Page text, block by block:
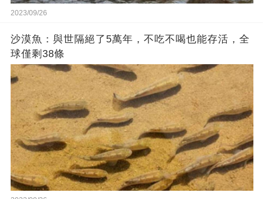
2023/09/26
沙漠魚：與世隔絕了5萬年，不吃不喝也能存活，全
球僅剩38條